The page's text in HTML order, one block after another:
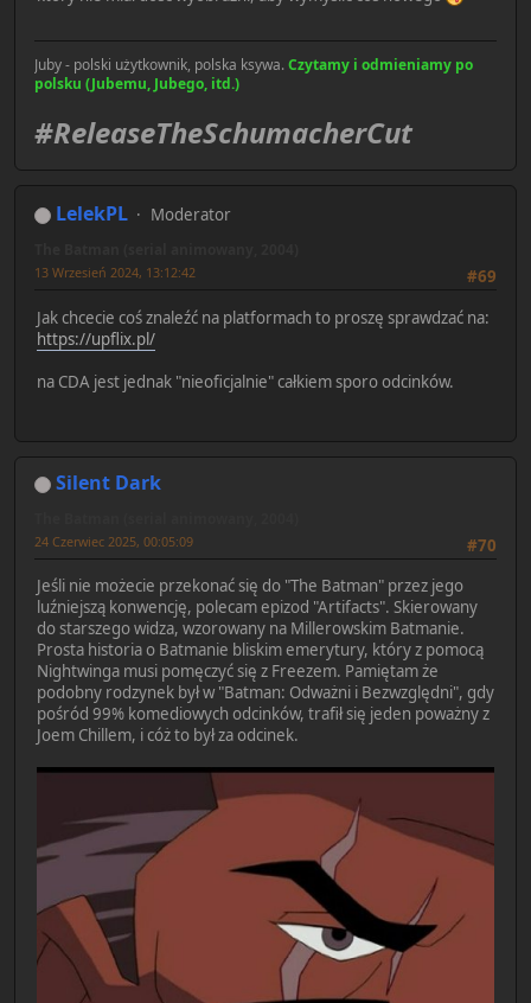
Juby - polski użytkownik, polska ksywa.Czytamy i odmieniamy po
polsku (Jubemu, Jubego, itd.)
#ReleaseTheSchumacherCut
LelekPL Moderator
#69
13 Wrzesień 2024, 13:12:42
Jak chcecie coś znaleźć na platformach to proszę sprawdzać na:
https://upflix.pl/
na CDA jest jednak "nieoficjalnie" całkiem sporo odcinków.
Silent Dark
#70
24 Czerwiec 2025, 00:05:09
Jeśli nie możecie przekonać się do "The Batman" przez jego
luźniejszą konwencję, polecam epizod "Artifacts". Skierowany
do starszego widza, wzorowany na Millerowskim Batmanie.
Prosta historia o Batmanie bliskim emerytury, który z pomocą
Nightwinga musi pomęczyć się z Freezem. Pamiętam że
podobny rodzynek był w "Batman: Odważni i Bezwzględni", gdy
pośród 99% komediowych odcinków, trafił się jeden poważny z
Joem Chillem, i cóż to był za odcinek.